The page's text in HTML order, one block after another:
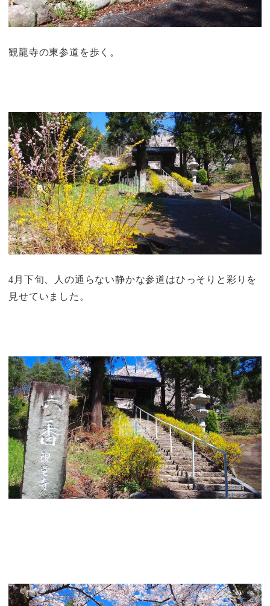
観龍寺の東参道を歩く。
4月下旬、人の通らない静かな参道はひっそりと彩りを
見せていました。